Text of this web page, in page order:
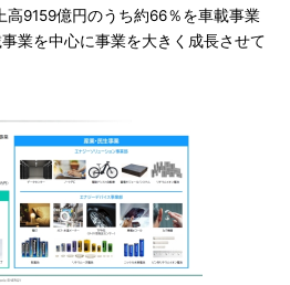
9159億円のうち約66％を車載事業
業を中心に事業を大きく成長させて